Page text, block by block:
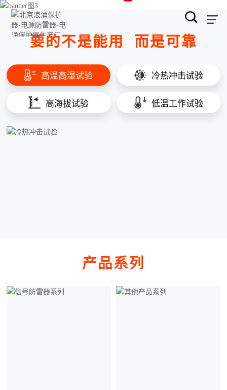
要的不是能用 而是可靠
高温高湿试验 冷热冲击试验
高海拔试验 低温工作试验
产品系列